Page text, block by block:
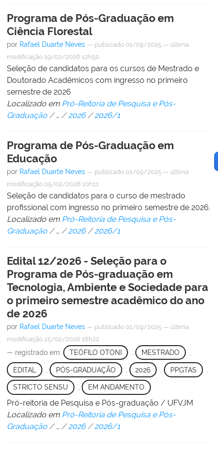
Programa de Pós-Graduação em
Ciência Florestal
por Rafael Duarte Neves — publicado 01/09/2025 — última
modificação 19/02/2026 12h50
Seleção de candidatos para os cursos de Mestrado e
Doutorado Acadêmicos com ingresso no primeiro
semestre de 2026
Localizado em Pró-Reitoria de Pesquisa e Pós-
Graduação /… /2026 /2026/1
Programa de Pós-Graduação em
Educação
por Rafael Duarte Neves — publicado 01/09/2025 — última
modificação 05/02/2026 10h11
Seleção de candidatos para o curso de mestrado
profissional com ingresso no primeiro semestre de 2026.
Localizado em Pró-Reitoria de Pesquisa e Pós-
Graduação /… /2026 /2026/1
Edital 12/2026 - Seleção para o
Programa de Pós-graduação em
Tecnologia, Ambiente e Sociedade para
o primeiro semestre acadêmico do ano
de 2026
por Rafael Duarte Neves — publicado 01/09/2025 — última
modificação 25/02/2026 16h22
— registrado em: TEÓFILO OTONI MESTRADO
EDITAL PÓS-GRADUAÇÃO 2026 , PPGTAS
STRICTO SENSU , EM ANDAMENTO
Pró-reitoria de Pesquisa e Pós-graduação / UFVJM
Localizado em Pró-Reitoria de Pesquisa e Pós-
Graduação /… /2026 /2026/1